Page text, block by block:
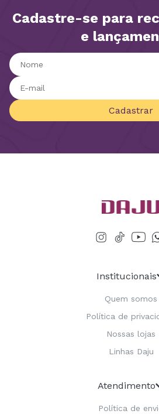
Cadastre-se para
e
Cadastrar
Institucionais
Quem somos
Política de
Nossas lojas
Linhas Daju
Atendimento
Política de